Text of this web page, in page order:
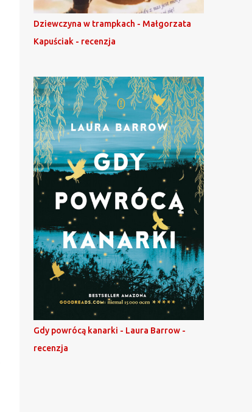
Dziewczyna w trampkach - Małgorzata
Kapuściak - recenzja
Gdy powrócą kanarki - Laura Barrow -
recenzja